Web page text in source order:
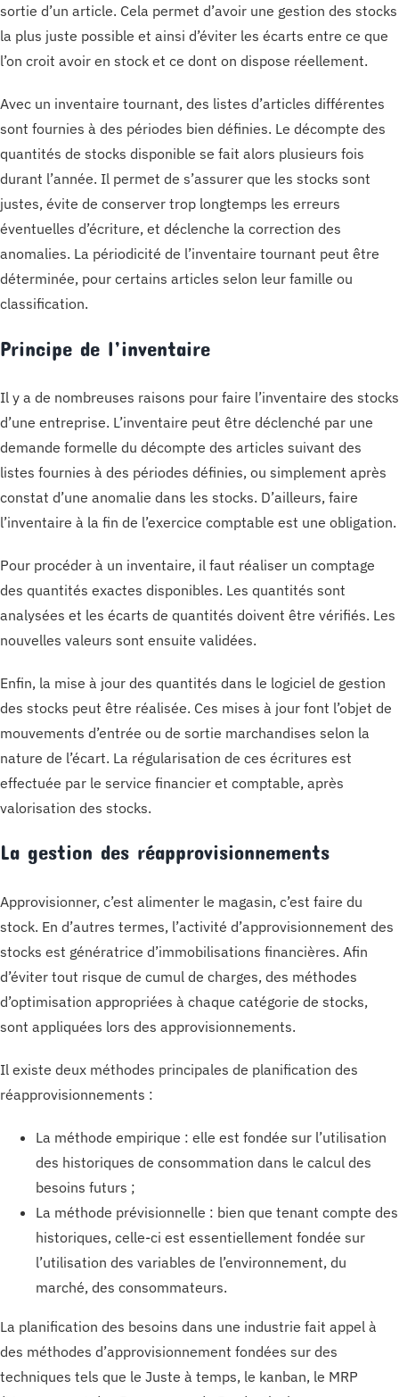
sortie d’un article. Cela permet d’avoir une gestion des stocks
la plus juste possible et ainsi d’éviter les écarts entre ce que
l’on croit avoir en stock et ce dont on dispose réellement.
Avec un inventaire tournant, des listes d’articles différentes
sont fournies à des périodes bien définies. Le décompte des
quantités de stocks disponible se fait alors plusieurs fois
durant l’année. Il permet de s’assurer que les stocks sont
justes, évite de conserver trop longtemps les erreurs
éventuelles d’écriture, et déclenche la correction des
anomalies. La périodicité de l’inventaire tournant peut être
déterminée, pour certains articles selon leur famille ou
classification.
Principe de l’inventaire
Il y a de nombreuses raisons pour faire l’inventaire des stocks
d’une entreprise. L’inventaire peut être déclenché par une
demande formelle du décompte des articles suivant des
listes fournies à des périodes définies, ou simplement après
constat d’une anomalie dans les stocks. D’ailleurs, faire
l’inventaire à la fin de l’exercice comptable est une obligation.
Pour procéder à un inventaire, il faut réaliser un comptage
des quantités exactes disponibles. Les quantités sont
analysées et les écarts de quantités doivent être vérifiés. Les
nouvelles valeurs sont ensuite validées.
Enfin, la mise à jour des quantités dans le logiciel de gestion
des stocks peut être réalisée. Ces mises à jour font l’objet de
mouvements d’entrée ou de sortie marchandises selon la
nature de l’écart. La régularisation de ces écritures est
effectuée par le service financier et comptable, après
valorisation des stocks.
La gestion des réapprovisionnements
Approvisionner, c’est alimenter le magasin, c’est faire du
stock. En d’autres termes, l’activité d’approvisionnement des
stocks est génératrice d’immobilisations financières. Afin
d’éviter tout risque de cumul de charges, des méthodes
d’optimisation appropriées à chaque catégorie de stocks,
sont appliquées lors des approvisionnements.
Il existe deux méthodes principales de planification des
réapprovisionnements :
La méthode empirique : elle est fondée sur l’utilisation
des historiques de consommation dans le calcul des
besoins futurs ;
La méthode prévisionnelle : bien que tenant compte des
historiques, celle-ci est essentiellement fondée sur
l’utilisation des variables de l’environnement, du
marché, des consommateurs.
La planification des besoins dans une industrie fait appel à
des méthodes d’approvisionnement fondées sur des
techniques tels que le Juste à temps, le kanban, le MRP